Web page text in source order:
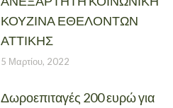
ΚΟΥΖΙΝΑ ΕΘΕΛΟΝΤΩΝ
ΑΤΤΙΚΗΣ
5 Μαρτίου, 2022
Δωροεπιταγές 200 ευρώ για